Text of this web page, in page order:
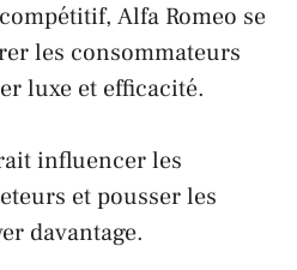
Alfa Romeo se
les consommateurs
luxe et efficacité.
influencer les
et pousser les
davantage.